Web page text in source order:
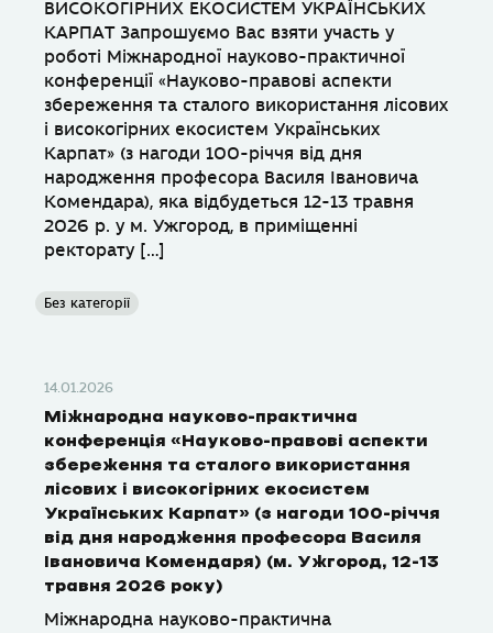
ВИСОКОГІРНИХ ЕКОСИСТЕМ УКРАЇНСЬКИХ
КАРПАТ Запрошуємо Вас взяти участь у
роботі Міжнародної науково-практичної
конференції «Науково-правові аспекти
збереження та сталого використання лісових
і високогірних екосистем Українських
Карпат» (з нагоди 100-річчя від дня
народження професора Василя Івановича
Комендара), яка відбудеться 12-13 травня
2026 р. у м. Ужгород, в приміщенні
ректорату […]
Без категорії
14.01.2026
Міжнародна науково-практична
конференція «Науково-правові аспекти
збереження та сталого використання
лісових і високогірних екосистем
Українських Карпат» (з нагоди 100-річчя
від дня народження професора Василя
Івановича Комендаря) (м. Ужгород, 12-13
травня 2026 року)
Міжнародна науково-практична